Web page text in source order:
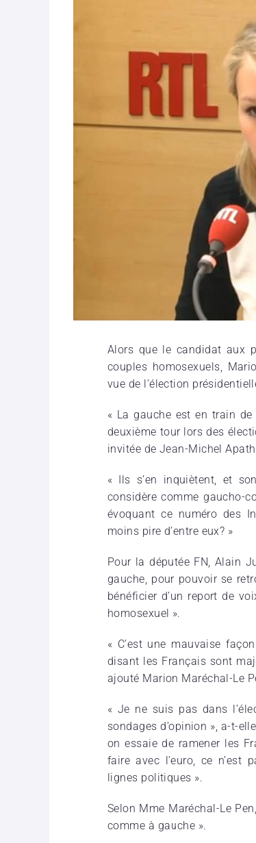
Alors que le candidat aux
couples homosexuels,
vue de l’élection
« La gauche est en train
deuxième tour lors des
invitée de Jean-Michel
« Ils s’en inquiètent, et
considère comme gaucho-
évoquant ce numéro des
moins pire d’entre eux? »
Pour la députée FN, Alain
gauche, pour pouvoir se
bénéficier d’un report de
homosexuel ».
« C’est une mauvaise
disant les Français sont
ajouté Marion Maréchal-Le
« Je ne suis pas dans
sondages d’opinion », a-t-
on essaie de ramener les
faire avec l’euro, ce n’est
lignes politiques ».
Selon Mme Maréchal-Le
comme à gauche ».